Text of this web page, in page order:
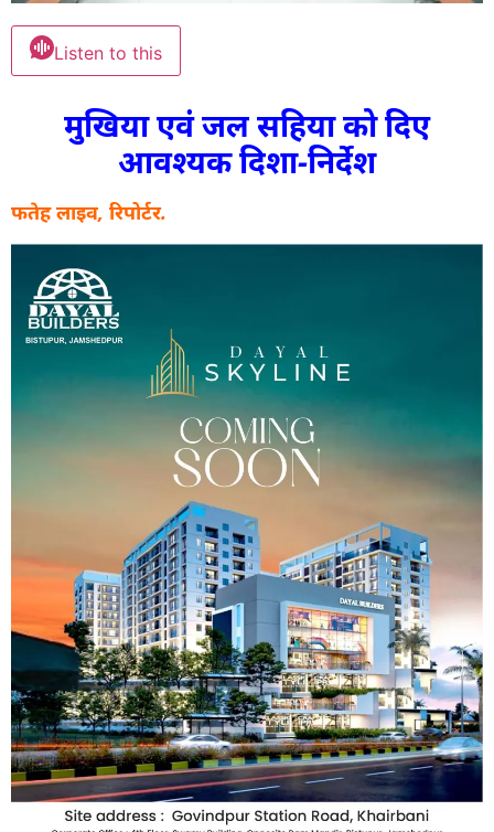
Listen to this
मुखिया एवं जल सहिया को दिए
आवश्यक दिशा-निर्देश
फतेह लाइव, रिपोर्टर.